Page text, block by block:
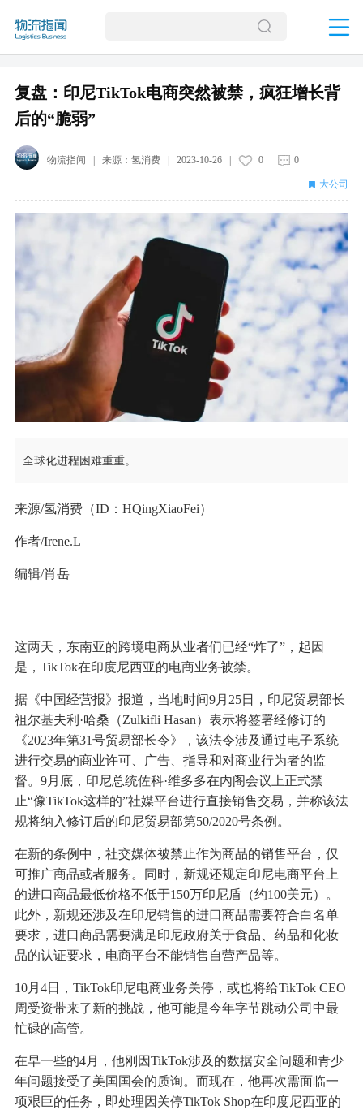
复盘：印尼TikTok电商突然被禁，疯狂增长背
后的“脆弱”
物流指闻 | 来源： 氢消费| 2023-10-26| 0 0
大公司
全球化进程困难重重。
来源/氢消费（ID：HQingXiaoFei）
作者/Irene.L
编辑/肖岳
这两天，东南亚的跨境电商从业者们已经“炸了”，起因
是，TikTok在印度尼西亚的电商业务被禁。
据《中国经营报》报道，当地时间9月25日，印尼贸易部长
祖尔基夫利·哈桑（Zulkifli Hasan）表示将签署经修订的
《2023年第31号贸易部长令》，该法令涉及通过电子系统
进行交易的商业许可、广告、指导和对商业行为者的监
督。9月底，印尼总统佐科·维多多在内阁会议上正式禁
止“像TikTok这样的”社媒平台进行直接销售交易，并称该法
规将纳入修订后的印尼贸易部第50/2020号条例。
在新的条例中，社交媒体被禁止作为商品的销售平台，仅
可推广商品或者服务。同时，新规还规定印尼电商平台上
的进口商品最低价格不低于150万印尼盾（约100美元）。
此外，新规还涉及在印尼销售的进口商品需要符合白名单
要求，进口商品需要满足印尼政府关于食品、药品和化妆
品的认证要求，电商平台不能销售自营产品等。
10月4日，TikTok印尼电商业务关停，或也将给TikTok CEO
周受资带来了新的挑战，他可能是今年字节跳动公司中最
忙碌的高管。
在早一些的4月，他刚因TikTok涉及的数据安全问题和青少
年问题接受了美国国会的质询。而现在，他再次需面临一
项艰巨的任务，即处理因关停TikTok Shop在印度尼西亚的